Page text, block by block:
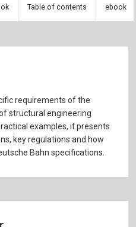
Table of contents ebook
requirements of the
structural engineering
examples, it presents
key regulations and how
Bahn specifications.